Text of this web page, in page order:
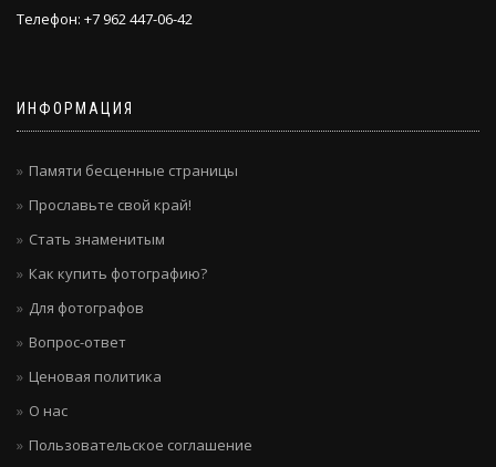
Телефон: +7 962 447-06-42
ИНФОРМАЦИЯ
Памяти бесценные страницы
Прославьте свой край!
Стать знаменитым
Как купить фотографию?
Для фотографов
Вопрос-ответ
Ценовая политика
О нас
Пользовательское соглашение